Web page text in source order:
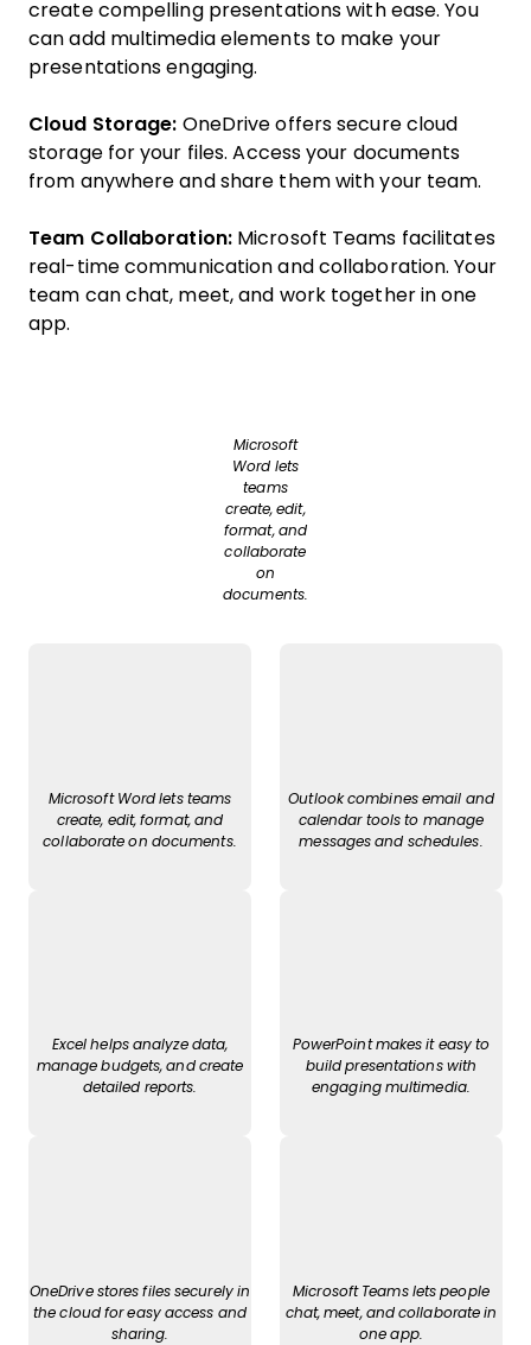
create compelling presentations with ease. You
can add multimedia elements to make your
presentations engaging.
Cloud Storage: OneDrive offers secure cloud
storage for your files. Access your documents
from anywhere and share them with your team.
Team Collaboration:Microsoft Teams facilitates
real-time communication and collaboration. Your
team can chat, meet, and work together in one
app.
Microsoft
Word lets
teams
create, edit,
format, and
collaborate
on
documents.
Microsoft Word lets teams
create, edit, format, and
collaborate on documents.
Outlook combines email and
calendar tools to manage
messages and schedules.
Excel helps analyze data,
manage budgets, and create
detailed reports.
PowerPoint makes it easy to
build presentations with
engaging multimedia.
OneDrive stores files securely in
the cloud for easy access and
sharing.
Microsoft Teams lets people
chat, meet, and collaborate in
one app.